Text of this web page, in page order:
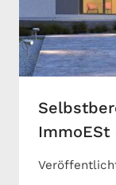
ImmoESt